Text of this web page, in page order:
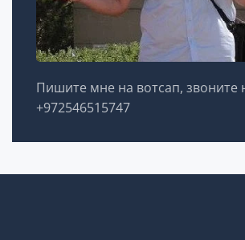
Пишите мне на вотсап, звоните
+972546515747